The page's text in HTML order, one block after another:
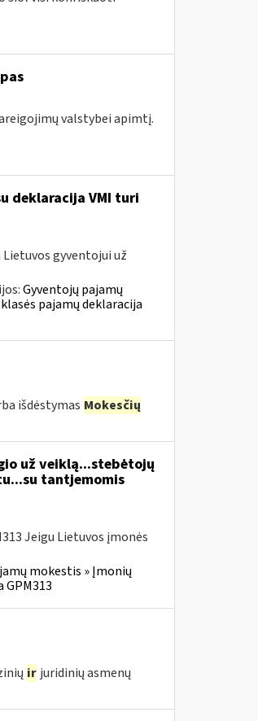
valstybei apimtį.
deklaracija VMI turi
gyventojui už
Gyventojų pajamų
pajamų deklaracija
išdėstymas Mokesčių
už veiklą...stebėtojų
tantjemomis
Jeigu Lietuvos įmonės
mokestis » Įmonių
ir juridinių asmenų